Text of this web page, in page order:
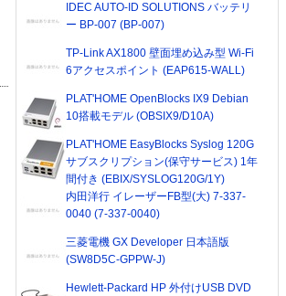
IDEC AUTO-ID SOLUTIONS バッテリ
ー BP-007 (BP-007)
TP-Link AX1800 壁面埋め込み型 Wi-Fi
6アクセスポイント (EAP615-WALL)
PLAT'HOME OpenBlocks IX9 Debian
10搭載モデル (OBSIX9/D10A)
PLAT'HOME EasyBlocks Syslog 120G
サブスクリプション(保守サービス) 1年
間付き (EBIX/SYSLOG120G/1Y)
内田洋行 イレーザーFB型(大) 7-337-
0040 (7-337-0040)
三菱電機 GX Developer 日本語版
(SW8D5C-GPPW-J)
Hewlett-Packard HP 外付けUSB DVD